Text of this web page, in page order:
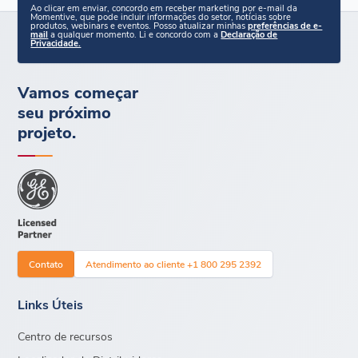
Ao clicar em enviar, concordo em receber marketing por e-mail da
Momentive, que pode incluir informações do setor, notícias sobre
produtos, webinars e eventos. Posso atualizar minhaspreferências de e-
mail a qualquer momento. Li e concordo com aDeclaração de
Privacidade.
Vamos começar
seu próximo
projeto.
Contato Atendimento ao cliente +1 800 295 2392
Links Úteis
Centro de recursos